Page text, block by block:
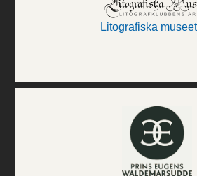
Litografiska museet